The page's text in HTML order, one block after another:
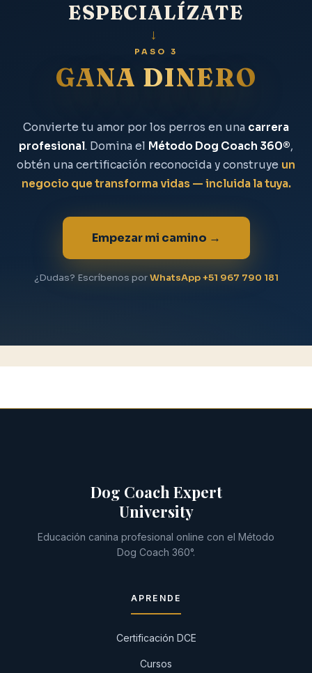
ESPECIALÍZATE
→
PASO 3
GANA DINERO
Convierte tu amor por los perros en una carrera
profesional. Domina el Método Dog Coach 360®,
obtén una certificación reconocida y construye un
negocio que transforma vidas — incluida la tuya.
Empezar mi camino →
¿Dudas? Escríbenos porWhatsApp +51 967 790 181
Dog Coach Expert
University
Educación canina profesional online con el Método
Dog Coach 360°.
APRENDE
Certificación DCE
Cursos